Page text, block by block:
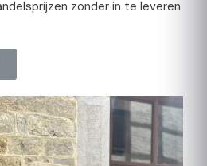
zonder in te leveren